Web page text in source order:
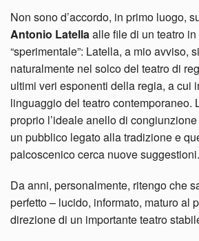
Non sono d’accordo, in primo luogo,
Antonio Latella alle file di un teatro
“sperimentale”: Latella, a mio avviso,
naturalmente nel solco del teatro di
ultimi veri esponenti della regia, a cui
linguaggio del teatro contemporaneo.
proprio l’ideale anello di
un pubblico legato alla tradizione e
palcoscenico cerca nuove suggestioni.
Da anni, personalmente, ritengo che
perfetto – lucido, informato, maturo al
direzione di un importante teatro